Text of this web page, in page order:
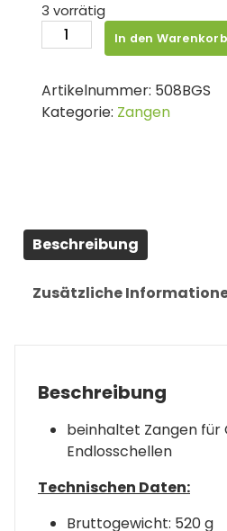
3 vorrätig
BGS
Achsmanschetten-
Satz
|
In den Warenkorb
Artikelnummer: 508BGS
Kategorie: Zangen
Beschreibung
Zusätzliche
Beschreibung
beinhaltet Zangen für
Endlosschellen
Technischen Daten:
Bruttogewicht: 520 g